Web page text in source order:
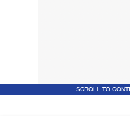
SCROLL TO